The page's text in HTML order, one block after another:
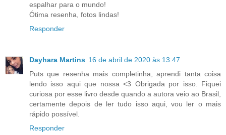
espalhar para o mundo!
Ótima resenha, fotos lindas!
Responder
Dayhara Martins 16 de abril de 2020 às 13:47
Puts que resenha mais completinha, aprendi tanta coisa
lendo isso aqui que nossa <3 Obrigada por isso. Fiquei
curiosa por esse livro desde quando a autora veio ao Brasil,
certamente depois de ler tudo isso aqui, vou ler o mais
rápido possível.
Responder